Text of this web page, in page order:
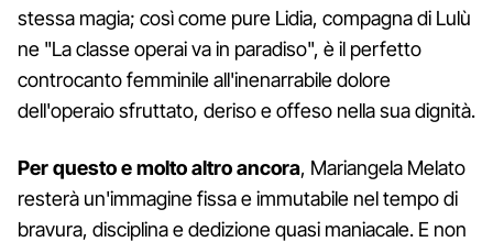
stessa magia; così come pure Lidia, compagna di Lulù
ne "La classe operai va in paradiso", è il perfetto
controcanto femminile all'inenarrabile dolore
dell'operaio sfruttato, deriso e offeso nella sua dignità.
Per questo e molto altro ancora, Mariangela Melato
resterà un'immagine fissa e immutabile nel tempo di
bravura, disciplina e dedizione quasi maniacale. E non